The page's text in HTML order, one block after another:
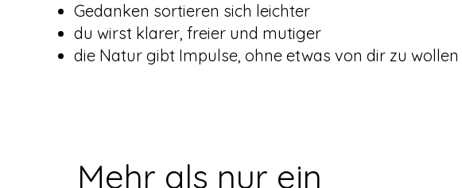
Gedanken sortieren sich leichter
du wirst klarer, freier und mutiger
die Natur gibt Impulse, ohne etwas von dir zu wollen
Mehr als nur ein